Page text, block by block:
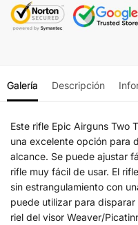
Galería Descripción
Este rifle Epic Airguns Two
una excelente opción para
alcance. Se puede ajustar
rifle muy fácil de usar. El
sin estrangulamiento con
puede utilizar para
riel del visor Weaver/